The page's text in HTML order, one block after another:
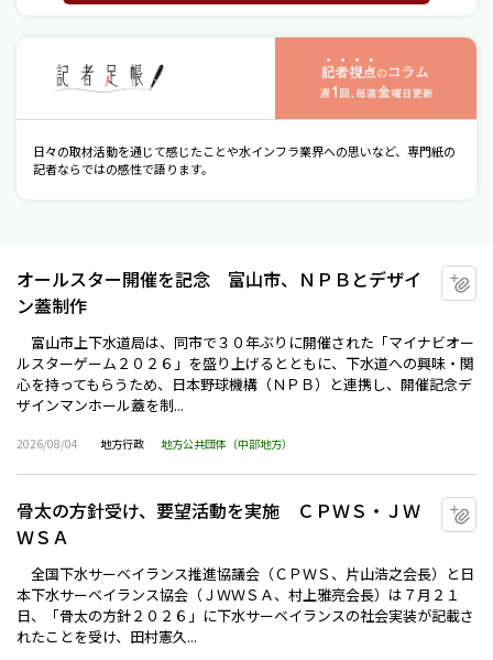
日々の取材活動を通じて感じたことや水インフラ業界への思いなど、専門紙の
記者ならではの感性で語ります。
オールスター開催を記念 富山市、ＮＰＢとデザイ
ン蓋制作
富山市上下水道局は、同市で３０年ぶりに開催された「マイナビオー
ルスターゲーム２０２６」を盛り上げるとともに、下水道への興味・関
心を持ってもらうため、日本野球機構（ＮＰＢ）と連携し、開催記念デ
ザインマンホール蓋を制...
2026/08/04 地方行政 地方公共団体（中部地方）
骨太の方針受け、要望活動を実施 ＣＰＷＳ・ＪＷ
ＷＳＡ
全国下水サーベイランス推進協議会（ＣＰＷＳ、片山浩之会長）と日
本下水サーベイランス協会（ＪＷＷＳＡ、村上雅亮会長）は７月２１
日、「骨太の方針２０２６」に下水サーベイランスの社会実装が記載さ
れたことを受け、田村憲久...